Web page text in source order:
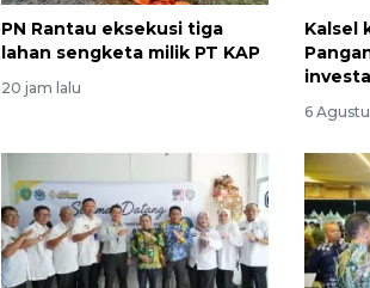
PN Rantau eksekusi tiga
lahan sengketa milik PT KAP
20 jam lalu
Kalsel
6